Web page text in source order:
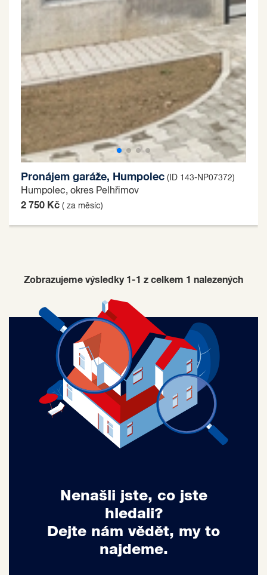
Pronájem garáže, Humpolec (ID 143-NP07372)
Humpolec, okres Pelhřimov
2 750 Kč ( za měsíc)
Zobrazujeme výsledky 1-1 z celkem 1 nalezených
Nenašli jste, co jste
hledali?
Dejte nám vědět, my to
najdeme.